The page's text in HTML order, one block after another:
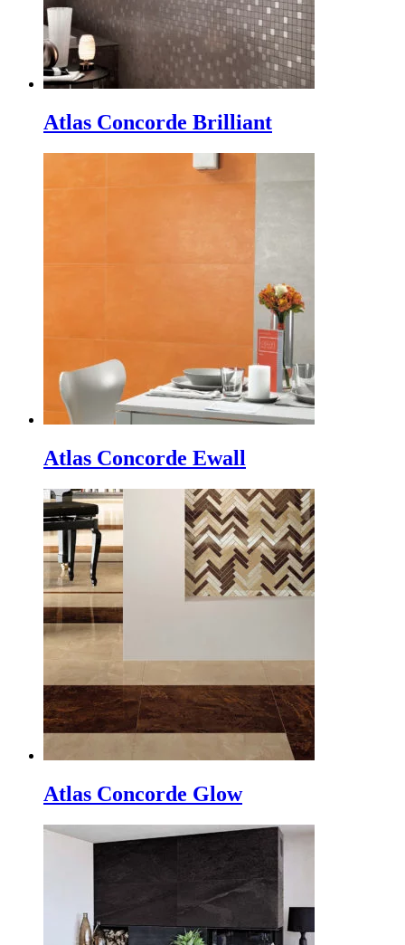
Atlas Concorde Brilliant
Atlas Concorde Ewall
Atlas Concorde Glow